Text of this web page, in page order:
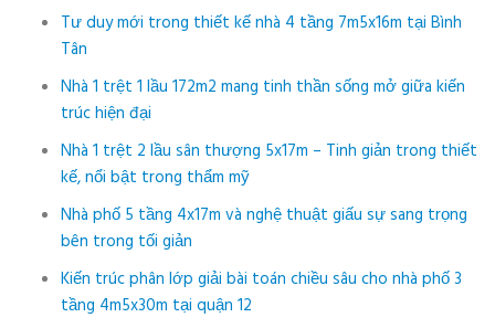
Tư duy mới trong thiết kế nhà 4 tầng 7m5x16m tại Bình
Tân
Nhà 1 trệt 1 lầu 172m2 mang tinh thần sống mở giữa kiến
trúc hiện đại
Nhà 1 trệt 2 lầu sân thượng 5x17m – Tinh giản trong thiết
kế, nổi bật trong thẩm mỹ
Nhà phố 5 tầng 4x17m và nghệ thuật giấu sự sang trọng
bên trong tối giản
Kiến trúc phân lớp giải bài toán chiều sâu cho nhà phố 3
tầng 4m5x30m tại quận 12